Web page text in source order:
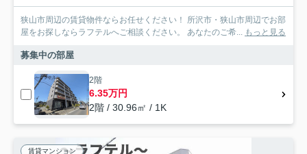
狭山市周辺の賃貸物件ならお任せください！ 所沢市・狭山市周辺でお部
屋をお探しならラフテルへご相談ください。 あなたのご希... もっと見る
募集中の部屋
2階
6.35万円
2階 / 30.96㎡ / 1K
賃貸マンション